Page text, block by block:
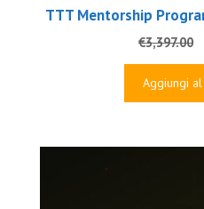
TTT Mentorship
€3,397.00
Aggiungi